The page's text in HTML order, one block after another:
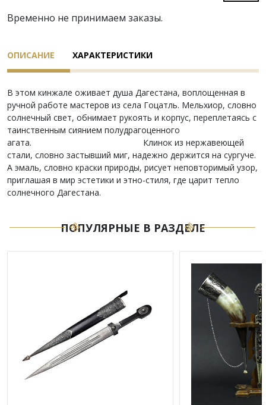
Временно не принимаем заказы.
ОПИСАНИЕ ХАРАКТЕРИСТИКИ
В этом кинжале оживает душа Дагестана, воплощенная в
ручной работе мастеров из села Гоцатль. Мельхиор, словно
солнечный свет, обнимает рукоять и корпус, переплетаясь с
таинственным сиянием полудрагоценного
агата. Клинок из нержавеющей
стали, словно застывший миг, надежно держится на сургуче.
А эмаль, словно краски природы, рисует неповторимый узор,
приглашая в мир эстетики и этно-стиля, где царит тепло
солнечного Дагестана.
ПОПУЛЯРНЫЕ В РАЗДЕЛЕ